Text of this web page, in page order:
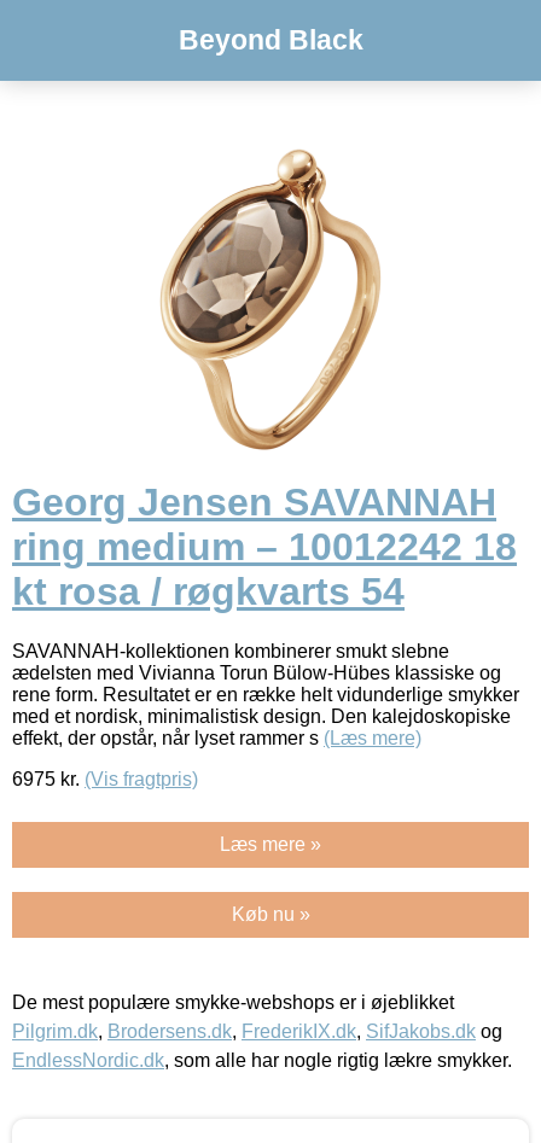
Beyond Black
Georg Jensen SAVANNAH
ring medium – 10012242 18
kt rosa / røgkvarts 54
SAVANNAH-kollektionen kombinerer smukt slebne
ædelsten med Vivianna Torun Bülow-Hübes klassiske og
rene form. Resultatet er en række helt vidunderlige smykker
med et nordisk, minimalistisk design. Den kalejdoskopiske
effekt, der opstår, når lyset rammer s (Læs mere)
6975 kr. (Vis fragtpris)
Læs mere »
Køb nu »
De mest populære smykke-webshops er i øjeblikket
Pilgrim.dk, Brodersens.dk, FrederikIX.dk, SifJakobs.dk og
EndlessNordic.dk, som alle har nogle rigtig lækre smykker.